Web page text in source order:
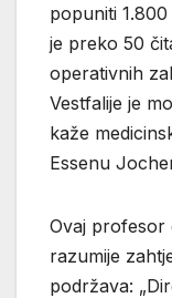
popuniti
je preko 50
operativnih
Vestfalije je
kaže
Essenu
Ovaj profesor
razumije
podržava: